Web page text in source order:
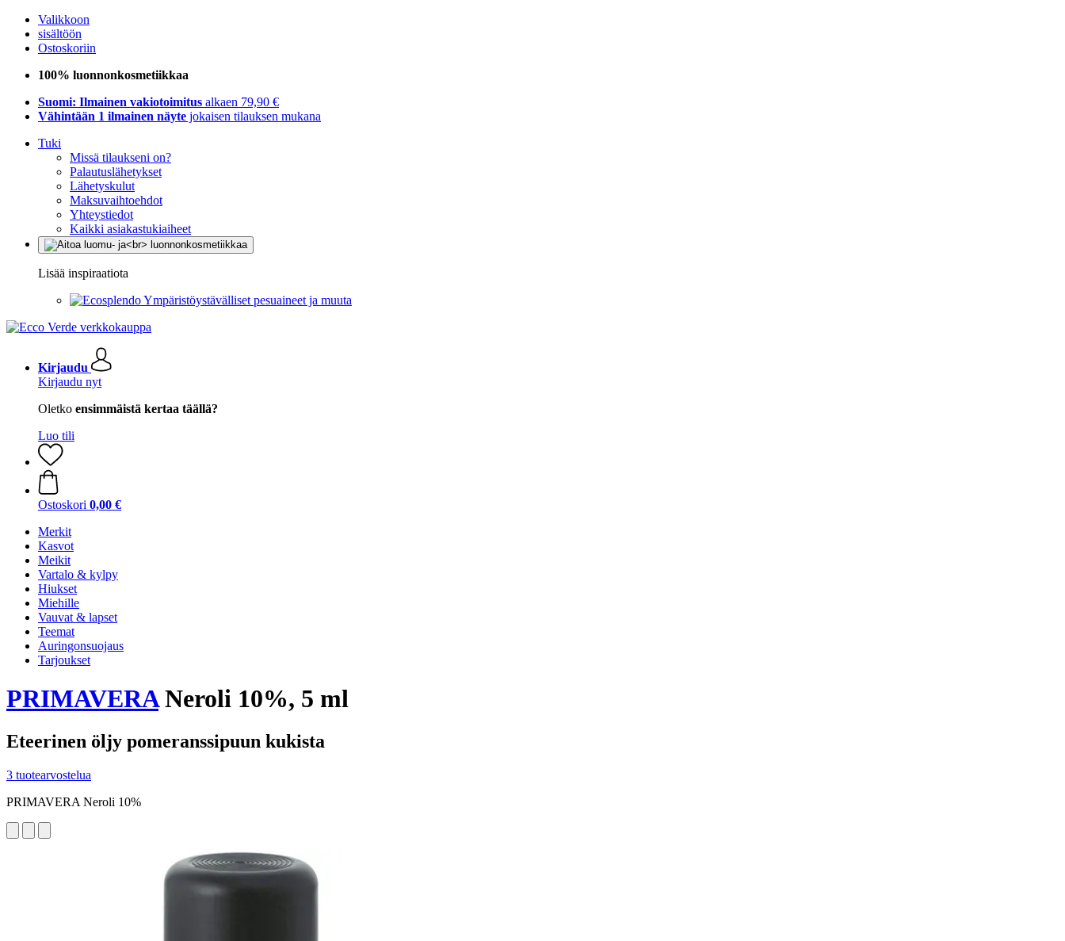
Valikkoon
sisältöön
Ostoskoriin
100% luonnonkosmetiikkaa
Suomi: Ilmainen vakiotoimitus alkaen 79,90 €
Vähintään 1 ilmainen näyte jokaisen tilauksen mukana
Tuki
Missä tilaukseni on?
Palautuslähetykset
Lähetyskulut
Maksuvaihtoehdot
Yhteystiedot
Kaikki asiakastukiaiheet
Lisää inspiraatiota
Ympäristöystävälliset pesuaineet ja muuta
Kirjaudu
Kirjaudu nyt
Oletko ensimmäistä kertaa täällä?
Luo tili
Ostoskori 0,00 €
Merkit
Kasvot
Meikit
Vartalo & kylpy
Hiukset
Miehille
Vauvat & lapset
Teemat
Auringonsuojaus
Tarjoukset
PRIMAVERANeroli 10%, 5 ml
Eteerinen öljy pomeranssipuun kukista
3 tuotearvostelua
PRIMAVERA Neroli 10%